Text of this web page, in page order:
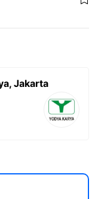
Jakarta